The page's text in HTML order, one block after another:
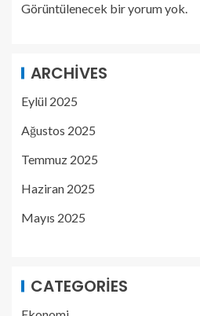
Görüntülenecek bir yorum yok.
ARCHIVES
Eylül 2025
Ağustos 2025
Temmuz 2025
Haziran 2025
Mayıs 2025
CATEGORIES